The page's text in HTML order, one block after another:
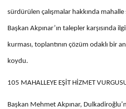
sürdürülen çalışmalar hakkında
Başkan Akpınar’ın talepler karşısında
kurması, toplantının çözüm odaklı bir
koydu.
105 MAHALLEYE EŞİT HİZMET
Başkan Mehmet Akpınar,